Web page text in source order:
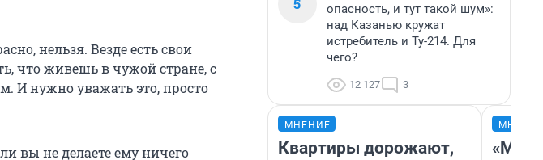
нельзя. Везде есть свои
что живешь в чужой стране, с
И нужно уважать это, просто
вы не делаете ему ничего
опасность, и тут такой шум»:
над Казанью кружат
истребитель и Ту-214. Для
чего?
12 127 3
МНЕНИЕ
Квартиры дорожают,